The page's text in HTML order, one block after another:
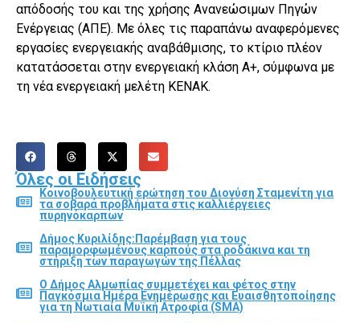
απόδοσής του και της χρήσης Ανανεώσιμων Πηγών
Ενέργειας (ΑΠΕ). Με όλες τις παραπάνω αναφερόμενες
εργασίες ενεργειακής αναβάθμισης, το κτίριο πλέον
κατατάσσεται στην ενεργειακή κλάση Α+, σύμφωνα με
τη νέα ενεργειακή μελέτη ΚΕΝΑΚ.
Όλες οι Ειδήσεις
Κοινοβουλευτική ερώτηση του Διονύση Σταμενίτη για
τα σοβαρά προβλήματα στις καλλιέργειες
πυρηνόκαρπων
Δήμος Κυριλίδης:Παρέμβαση για τους
παραμορφωμένους καρπούς στα ροδάκινα και τη
στήριξη των παραγωγών της Πέλλας
Ο Δήμος Αλμωπίας συμμετέχει και φέτος στην
Παγκόσμια Ημέρα Ενημέρωσης και Ευαισθητοποίησης
για τη Νωτιαία Μυϊκή Ατροφία (SMA)